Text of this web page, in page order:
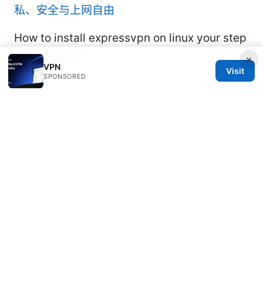
私、安全与上网自由
How to install expressvpn on linux your step
by step guide
×
VPN
SPONSORED
Visit